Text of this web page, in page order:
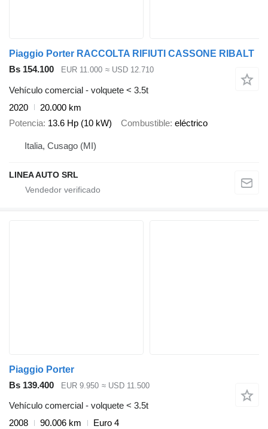
Piaggio Porter RACCOLTA RIFIUTI CASSONE RIBALT
Bs 154.100
EUR 11.000 ≈ USD 12.710
Vehículo comercial - volquete < 3.5t
2020
20.000 km
Potencia 13.6 Hp (10 kW) Combustible eléctrico
Italia, Cusago (MI)
LINEA AUTO SRL
Piaggio Porter
Bs 139.400
EUR 9.950 ≈ USD 11.500
Vehículo comercial - volquete < 3.5t
2008
90.006 km
Euro 4